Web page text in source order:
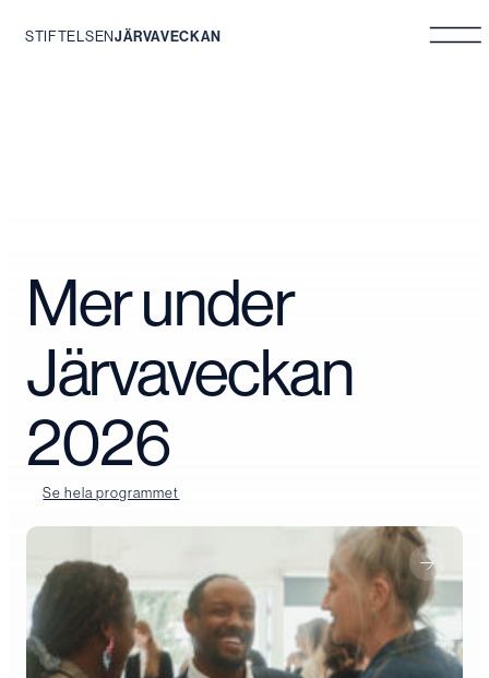
STIFTELSENJÄRVAVECKAN
Mer under
Järvaveckan
2026
Se hela programmet